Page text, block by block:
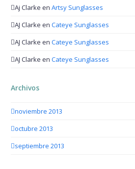
Aj Clarke enArtsy Sunglasses
AJ Clarke enCateye Sunglasses
AJ Clarke enCateye Sunglasses
AJ Clarke enCateye Sunglasses
Archivos
noviembre 2013
octubre 2013
septiembre 2013